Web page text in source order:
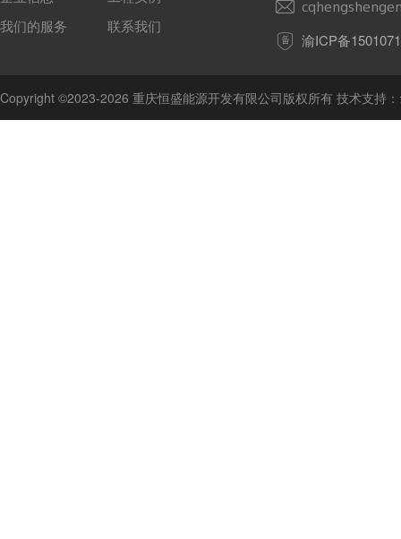
我们的服务
联系我们
渝ICP备
Copyright ©2023-2026 重庆恒盛能源开发有限公司版权所有 技术支持：